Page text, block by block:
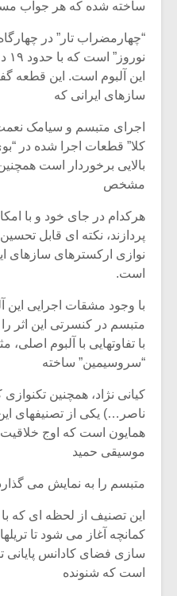
ساخته شده که هر جواب
“چهارمضراب تار” در
این آلبوم است. این قطعه
سازهای ایرانی که
اجرای متبسم و سیامک
کلا” قطعات اجرا شده در
بالایی برخوردار است
مشخص
هرکدام در جای خود و با
پردازند، نکته ای قابل
نوازی ارکسترهای سازهای
است.
با وجود مشقات اجرایی این
متبسم در کنسرتی این اثر
با تفاوتهایی با آلبوم
“سروسیمین” ساخته
کیانی نژاد، همچنین
ناصر…) یکی از تصنیفهای این
همایون است که اوج
موسیقی حمید
متبسم را به نمایش می
این تصنیف از لحظه ای که با
کمانچه آغاز می شود تا
سازی فضای کادانس پایانی
است که شنونده